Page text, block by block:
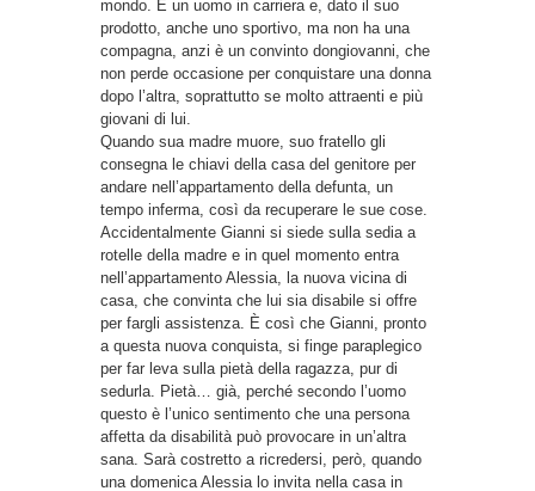
mondo. È un uomo in carriera e, dato il suo
prodotto, anche uno sportivo, ma non ha una
compagna, anzi è un convinto dongiovanni, che
non perde occasione per conquistare una donna
dopo l’altra, soprattutto se molto attraenti e più
giovani di lui.
Quando sua madre muore, suo fratello gli
consegna le chiavi della casa del genitore per
andare nell’appartamento della defunta, un
tempo inferma, così da recuperare le sue cose.
Accidentalmente Gianni si siede sulla sedia a
rotelle della madre e in quel momento entra
nell’appartamento Alessia, la nuova vicina di
casa, che convinta che lui sia disabile si offre
per fargli assistenza. È così che Gianni, pronto
a questa nuova conquista, si finge paraplegico
per far leva sulla pietà della ragazza, pur di
sedurla. Pietà… già, perché secondo l’uomo
questo è l’unico sentimento che una persona
affetta da disabilità può provocare in un’altra
sana. Sarà costretto a ricredersi, però, quando
una domenica Alessia lo invita nella casa in